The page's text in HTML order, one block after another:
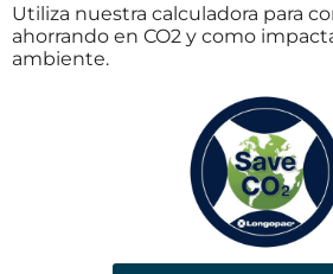
Utiliza nuestra calculadora para
ahorrando en CO2 y como
ambiente.